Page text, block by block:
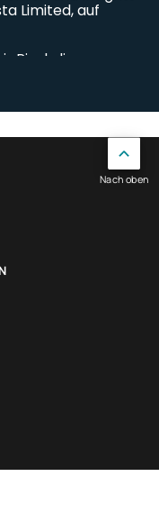
Nach oben